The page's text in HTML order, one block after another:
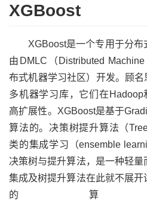
XGBoost
XGBoost是一个专用于分
由DMLC（Distributed
布式机器学习社区）开发。顾
多机器学习库，它们在
高扩展性。XGBoost是基于
算法的。决策树提升算法（
类的集成学习（ensemble
决策树与提升算法，是一种轻
集成及树提升算法在此就不展
的算